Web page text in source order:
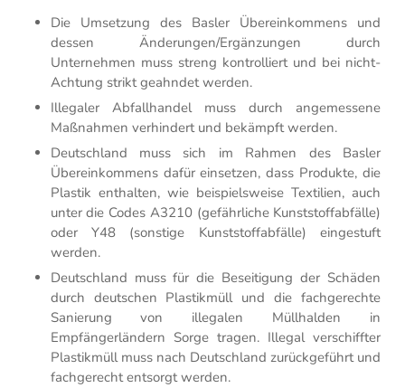
Die Umsetzung des Basler Übereinkommens und
dessen Änderungen/Ergänzungen durch
Unternehmen muss streng kontrolliert und bei nicht-
Achtung strikt geahndet werden.
Illegaler Abfallhandel muss durch angemessene
Maßnahmen verhindert und bekämpft werden.
Deutschland muss sich im Rahmen des Basler
Übereinkommens dafür einsetzen, dass Produkte, die
Plastik enthalten, wie beispielsweise Textilien, auch
unter die Codes A3210 (gefährliche Kunststoffabfälle)
oder Y48 (sonstige Kunststoffabfälle) eingestuft
werden.
Deutschland muss für die Beseitigung der Schäden
durch deutschen Plastikmüll und die fachgerechte
Sanierung von illegalen Müllhalden in
Empfängerländern Sorge tragen. Illegal verschiffter
Plastikmüll muss nach Deutschland zurückgeführt und
fachgerecht entsorgt werden.